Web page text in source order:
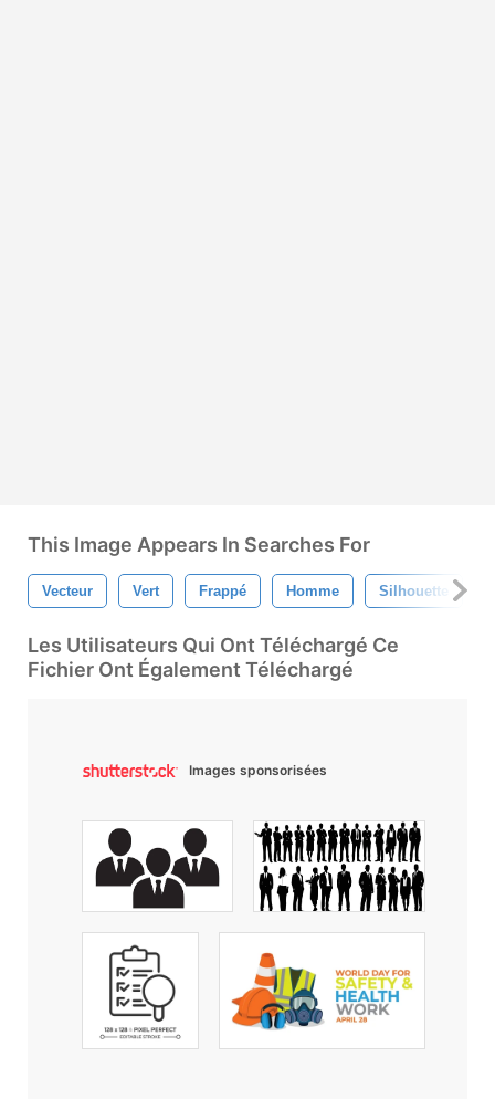
This Image Appears In Searches For
Vecteur Vert Frappé Homme Silhouette
Les Utilisateurs Qui Ont Téléchargé Ce
Fichier Ont Également Téléchargé
Images sponsorisées